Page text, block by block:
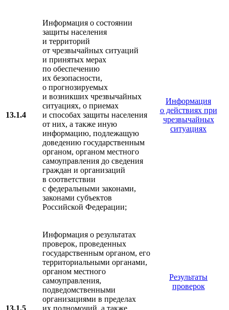
13.1.4
Информация о состоянии
защиты населения
и территорий
от чрезвычайных ситуаций
и принятых мерах
по обеспечению
их безопасности,
о прогнозируемых
и возникших чрезвычайных
ситуациях, о приемах
и способах защиты населения
от них, а также иную
информацию, подлежащую
доведению государственным
органом, органом местного
самоуправления до сведения
граждан и организаций
в соответствии
с федеральными законами,
законами субъектов
Российской Федерации;
Информация
о действиях при
чрезвычайных
ситуациях
13.1.5
Информация о результатах
проверок, проведенных
государственным органом, его
территориальными органами,
органом местного
самоуправления,
подведомственными
организациями в пределах
их полномочий, а также
Результаты
проверок